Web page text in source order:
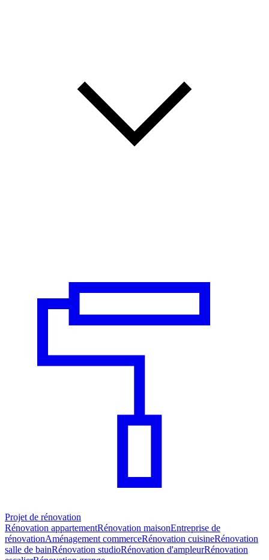
Projet de rénovation
Rénovation appartementRénovation maisonEntreprise de
rénovationAménagement commerceRénovation cuisineRénovation
salle de bainRénovation studioRénovation d'ampleurRénovation